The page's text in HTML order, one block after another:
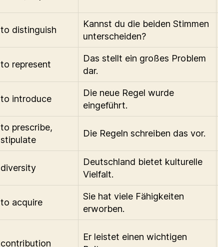
to distinguish
Kannst du die beiden Stimmen
unterscheiden?
to represent
Das stellt ein großes Problem
dar.
to introduce
Die neue Regel wurde
eingeführt.
to prescribe,
stipulate
Die Regeln schreiben das vor.
diversity
Deutschland bietet kulturelle
Vielfalt.
to acquire
Sie hat viele Fähigkeiten
erworben.
contribution
Er leistet einen wichtigen